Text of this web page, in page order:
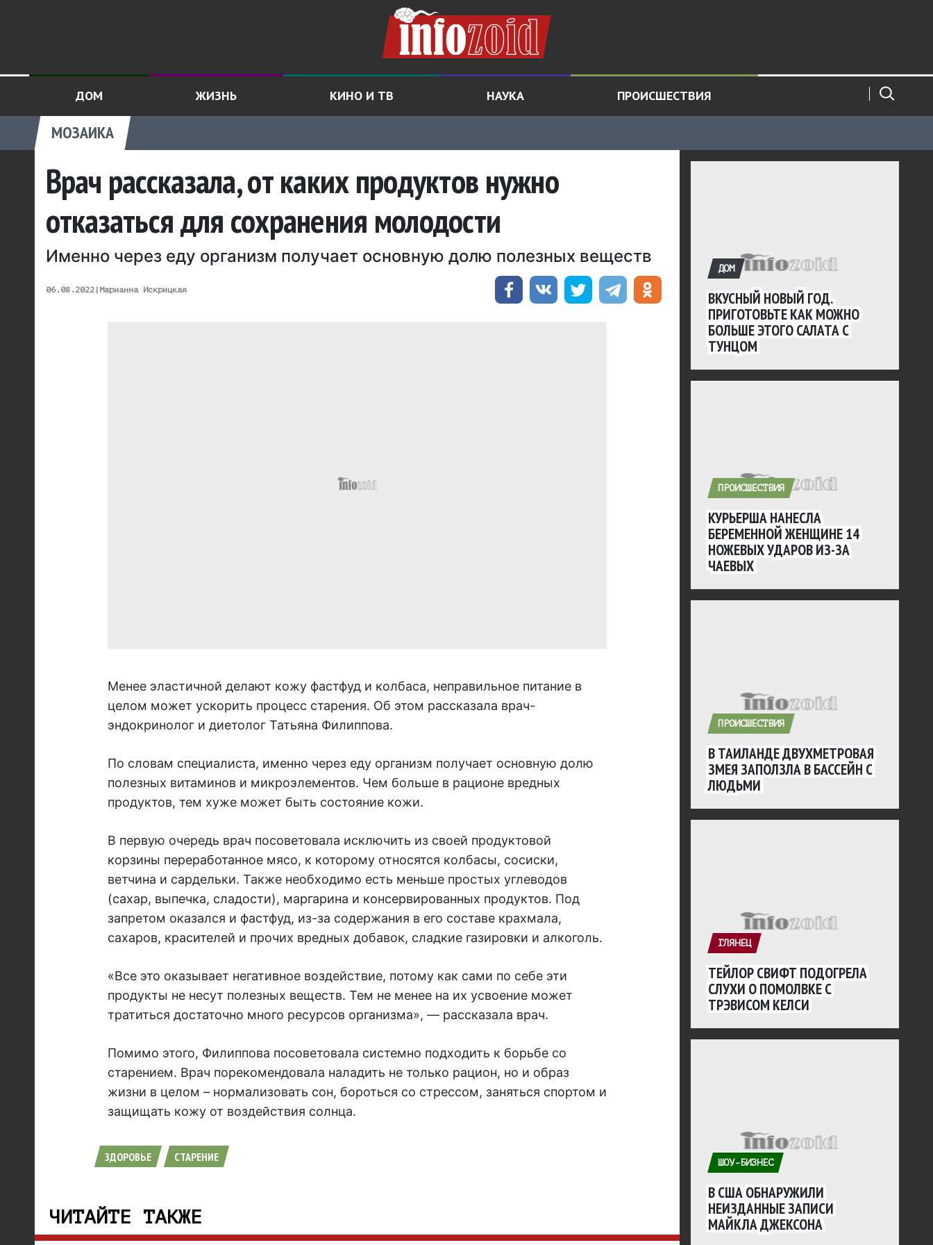
ДОМ ЖИЗНЬ КИНО И ТВ НАУКА ПРОИСШЕСТВИЯ
МОЗАИКА
Врач рассказала, от каких продуктов нужно
отказаться для сохранения молодости
Именно через еду организм получает основную долю полезных веществ
06.08.2022| Марианна Искрицкая
Менее эластичной делают кожу фастфуд и колбаса, неправильное питание в
целом может ускорить процесс старения. Об этом рассказала врач-
эндокринолог и диетолог Татьяна Филиппова.
По словам специалиста, именно через еду организм получает основную долю
полезных витаминов и микроэлементов. Чем больше в рационе вредных
продуктов, тем хуже может быть состояние кожи.
В первую очередь врач посоветовала исключить из своей продуктовой
корзины переработанное мясо, к которому относятся колбасы, сосиски,
ветчина и сардельки. Также необходимо есть меньше простых углеводов
(сахар, выпечка, сладости), маргарина и консервированных продуктов. Под
запретом оказался и фастфуд, из-за содержания в его составе крахмала,
сахаров, красителей и прочих вредных добавок, сладкие газировки и алкоголь.
«Все это оказывает негативное воздействие, потому как сами по себе эти
продукты не несут полезных веществ. Тем не менее на их усвоение может
тратиться достаточно много ресурсов организма», — рассказала врач.
Помимо этого, Филиппова посоветовала системно подходить к борьбе со
старением. Врач порекомендовала наладить не только рацион, но и образ
жизни в целом – нормализовать сон, бороться со стрессом, заняться спортом и
защищать кожу от воздействия солнца.
ЗДОРОВЬЕ СТАРЕНИЕ
ЧИТАЙТЕ ТАКЖЕ
ДОМ
ВКУСНЫЙ НОВЫЙ ГОД.
ПРИГОТОВЬТЕ КАК МОЖНО
БОЛЬШЕ ЭТОГО САЛАТА С
ТУНЦОМ
ПРОИСШЕСТВИЯ
КУРЬЕРША НАНЕСЛА
БЕРЕМЕННОЙ ЖЕНЩИНЕ 14
НОЖЕВЫХ УДАРОВ ИЗ-ЗА
ЧАЕВЫХ
ПРОИСШЕСТВИЯ
В ТАИЛАНДЕ ДВУХМЕТРОВАЯ
ЗМЕЯ ЗАПОЛЗЛА В БАССЕЙН С
ЛЮДЬМИ
ГЛЯНЕЦ
ТЕЙЛОР СВИФТ ПОДОГРЕЛА
СЛУХИ О ПОМОЛВКЕ С
ТРЭВИСОМ КЕЛСИ
ШОУ-БИЗНЕС
В США ОБНАРУЖИЛИ
НЕИЗДАННЫЕ ЗАПИСИ
МАЙКЛА ДЖЕКСОНА